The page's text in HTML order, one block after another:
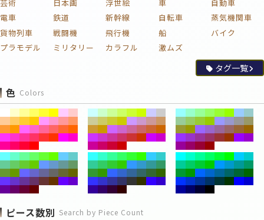
芸術
日本画 浮世絵 車
自動車
電車
鉄道 新幹線 自転車
蒸気機関車
貨物列車
戦闘機 飛行機 船
バイク
プラモデル
ミリタリー カラフル 激ムズ
タグ一覧
色 Colors
ピース数別 Search by Piece Count